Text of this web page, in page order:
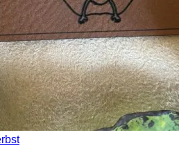
Produkte im Warenkorb.